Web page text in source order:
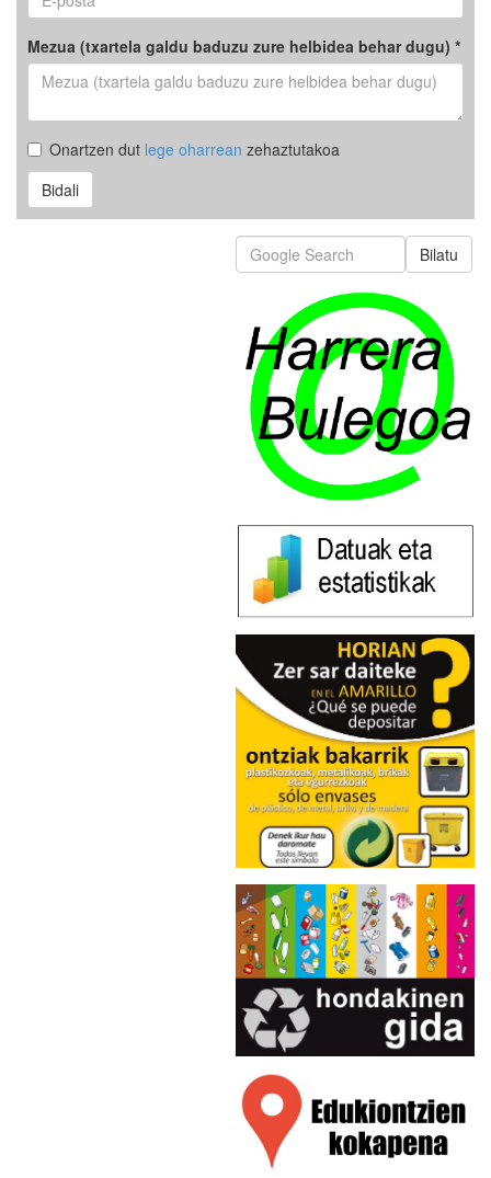
Mezua (txartela galdu baduzu zure helbidea behar dugu) *
Onartzen dut lege oharrean zehaztutakoa
Bidali
Bilatu